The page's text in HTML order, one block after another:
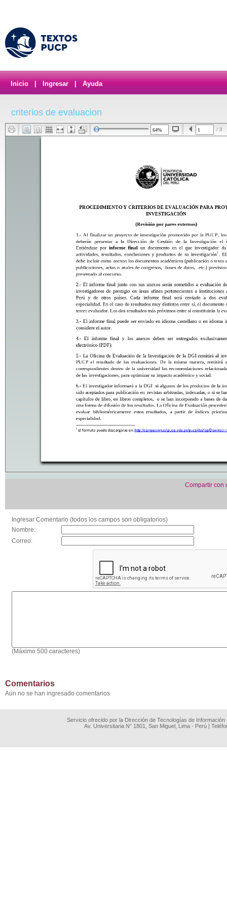
Inicio Ingresar Ayuda
criterios de evaluacion
/ 3
Compartir con
Ingresar Comentario (todos los campos son obligatorios)
Nombre:
Correo:
(Máximo 500 caracteres)
Comentarios
Aún no se han ingresado comentarios
Servicio ofrecido por la Dirección de Tecnologías de
Av. Universitaria N° 1801, San Miguel, Lima - Perú |